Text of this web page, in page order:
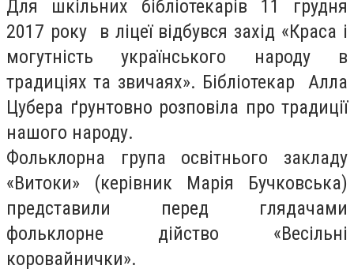
Для шкільних бібліотекарів 11 грудня
2017 року в ліцеї відбувся захід «Краса і
могутність українського народу в
традиціях та звичаях». Бібліотекар Алла
Цубера ґрунтовно розповіла про традиції
нашого народу.
Фольклорна група освітнього закладу
«Витоки» (керівник Марія Бучковська)
представили перед глядачами
фольклорне дійство «Весільні
коровайнички».